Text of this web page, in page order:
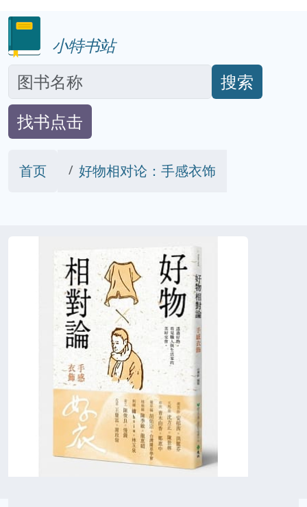
小特书站
搜索
找书点击
首页 好物相对论：手感衣饰